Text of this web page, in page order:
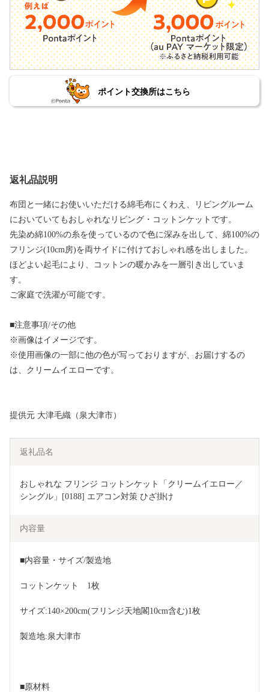
ポイント交換所はこちら
返礼品説明
布団と一緒にお使いいただける綿毛布にくわえ、リビングルーム
においていてもおしゃれなリビング・コットンケットです。
先染め綿100%の糸を使っているので色に深みを出して、綿100%の
フリンジ(10cm房)を両サイドに付けておしゃれ感を出しました。
ほどよい起毛により、コットンの暖かみを一層引き出していま
す。
ご家庭で洗濯が可能です。
■注意事項/その他
※画像はイメージです。
※使用画像の一部に他の色が写っておりますが、お届けするの
は、クリームイエローです。
提供元 大津毛織（泉大津市）
返礼品名
おしゃれな フリンジ コットンケット「クリームイエロー／
シングル」[0188] エアコン対策 ひざ掛け
内容量
■内容量・サイズ/製造地
コットンケット　1枚
サイズ:140×200cm(フリンジ天地閣10cm含む)1枚
製造地:泉大津市
■原材料